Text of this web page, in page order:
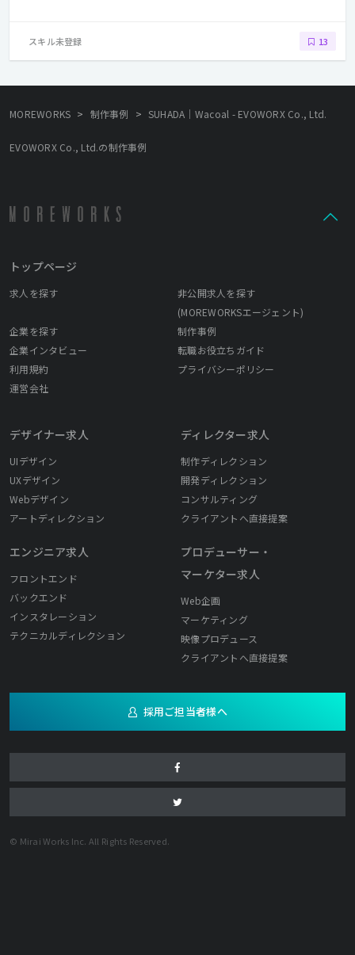
スキル未登録 13
MOREWORKS > 制作事例 > SUHADA｜Wacoal - EVOWORX Co., Ltd.
EVOWORX Co., Ltd.の制作事例
トップページ
求人を探す
非公開求人を探す
(MOREWORKSエージェント)
企業を探す
制作事例
企業インタビュー
転職お役立ちガイド
利用規約
プライバシーポリシー
運営会社
デザイナー求人
UIデザイン
UXデザイン
Webデザイン
アートディレクション
エンジニア求人
フロントエンド
バックエンド
インスタレーション
テクニカルディレクション
ディレクター求人
制作ディレクション
開発ディレクション
コンサルティング
クライアントへ直接提案
プロデューサー・
マーケター求人
Web企画
マーケティング
映像プロデュース
クライアントへ直接提案
採用ご担当者様へ
© Mirai Works Inc. All Rights Reserved.